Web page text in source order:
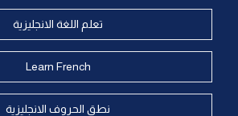
تعلم اللغة الانجليزية
Learn French
نطق الحروف الانجليزية